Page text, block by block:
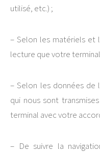
utilisé, etc.) ;
– Selon les matériels et
lecture que votre
– Selon les données de
qui nous sont
terminal avec votre
– De suivre la